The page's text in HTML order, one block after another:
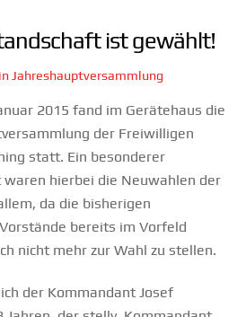
ist gewählt!
Jahreshauptversammlung
2015 fand im Gerätehaus die
der Freiwilligen
statt. Ein besonderer
hierbei die Neuwahlen der
da die bisherigen
bereits im Vorfeld
nicht mehr zur Wahl zu stellen.
der Kommandant Josef